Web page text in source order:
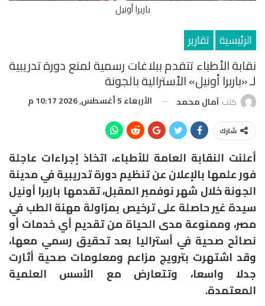
باربرا أونيل
الرئيسية تقارير
نقابة الأطباء تتقدم ببلاغات رسمية لمنع دورة تدريبية
لـ «باربرا أونيل» الأسترالية بالجونة
كتب آمال محمد الأربعاء 5 أغسطس, 2026 10:17 م
شارك
أعلنت النقابة العامة للأطباء، اتخاذ إجراءات عاجلة
فور علمها بالإعلان عن تنظيم دورة تدريبية في مدينة
الجونة خلال شهر نوفمبر المقبل، تقدمها باربرا أونيل
سيدة غير حاصلة على ترخيص بمزاولة مهنة الطب في
مصر، وممنوعة مدى الحياة من تقديم أي خدمات أو
نصائح صحية في أستراليا بعد تحقيق رسمي معها،
وقد اشتهرت بترويج مزاعم ومعلومات صحية أثارت
جدلا واسعا، وتتعارض مع الأسس العلمية
المعتمدة.